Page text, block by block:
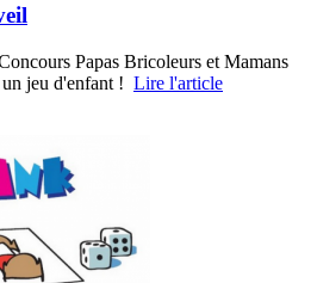
Papas Bricoleurs et Mamans
jeu d'enfant ! Lire l'article